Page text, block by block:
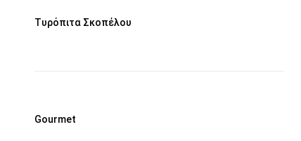
Τυρόπιτα Σκοπέλου
Gourmet